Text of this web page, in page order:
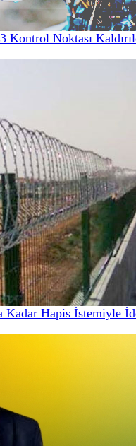
Kontrol Noktası
Hapis İstemiyle